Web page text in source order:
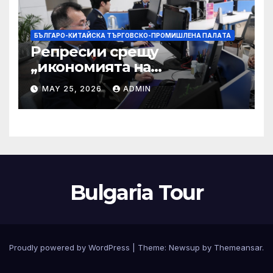
БЪЛГАРО-КИТАЙСКА ТЪРГОВСКО-ПРОМИШЛЕНА ПАЛAТА
Репресии срещу
„икономията на
фактурирането“
MAY 25, 2026 ADMIN
Bulgaria Tour
Proudly powered by WordPress Theme: Newsup by Themeansar.